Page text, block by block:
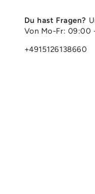
Du hast Fragen?
Von Mo-Fr: 09:00
+4915126138660